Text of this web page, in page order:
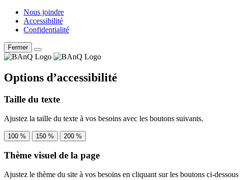
Nous joindre
Accessibilité
Confidentialité
Fermer
Options d’accessibilité
Taille du texte
Ajustez la taille du texte à vos besoins avec les boutons suivants.
100 % 150 % 200 %
Thème visuel de la page
Ajustez le thème du site à vos besoins en cliquant sur les boutons ci-dessous